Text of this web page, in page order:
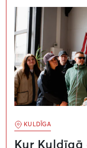
KULDĪGA
Kur Kuldīgā